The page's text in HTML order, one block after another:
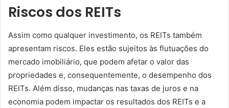
Riscos dos REITs
Assim como qualquer investimento, os REITs também
apresentam riscos. Eles estão sujeitos às flutuações do
mercado imobiliário, que podem afetar o valor das
propriedades e, consequentemente, o desempenho dos
REITs. Além disso, mudanças nas taxas de juros e na
economia podem impactar os resultados dos REITs e a